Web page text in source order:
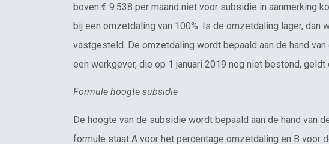
boven € 9.538 per maand niet voor subsidie in aanmerking
bij een omzetdaling van 100%. Is de omzetdaling lager, dan
vastgesteld. De omzetdaling wordt bepaald aan de hand
een werkgever, die op 1 januari 2019 nog niet bestond,
Formule hoogte subsidie
De hoogte van de subsidie wordt bepaald aan de hand van
formule staat A voor het percentage omzetdaling en B voor